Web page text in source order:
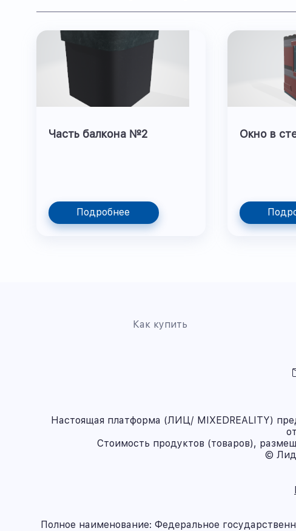
Часть балкона №2
Подробнее
Окно в
Как купить
Настоящая платформа (ЛИЦ/ MIXEDREALITY)
Стоимость продуктов (товаров),
©
Полное наименование: Федеральное